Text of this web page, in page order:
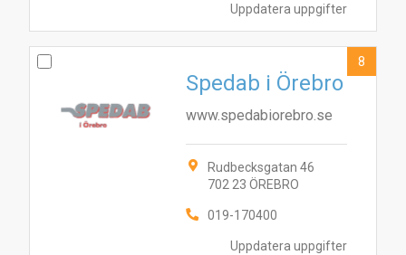
Uppdatera uppgifter
Uppdatera uppgifter
Spedab i Örebro
www.spedabiorebro.se
Rudbecksgatan 46
702 23 ÖREBRO
019-170400
8